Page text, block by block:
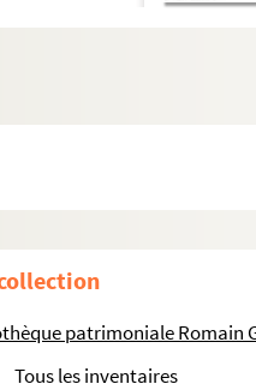
patrimoniale Romain
Tous les inventaires